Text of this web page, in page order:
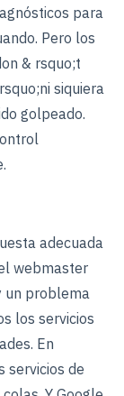
para
Pero los
& rsquo;t
siquiera
golpeado.
adecuada
webmaster
un problema
los servicios
En
servicios de